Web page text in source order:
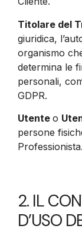
Titolare del
giuridica,
organismo
determina le
personali,
GDPR.
Utente o
persone
Professionista.
2. IL
D’USO